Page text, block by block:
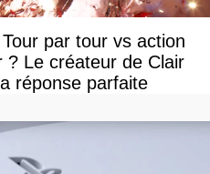
par tour vs action
? Le créateur de Clair
réponse parfaite